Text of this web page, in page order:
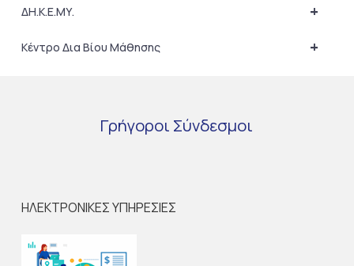
+
ΔΗ.Κ.Ε.ΜΥ.
+
Κέντρο Δια Βίου Μάθησης
Γρήγοροι Σύνδεσμοι
ΗΛΕΚΤΡΟΝΙΚΕΣ ΥΠΗΡΕΣΙΕΣ